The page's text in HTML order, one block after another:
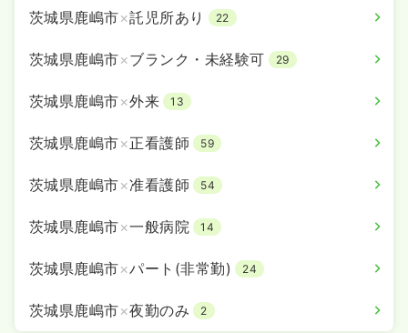
給与 22.4 万円 賞与69.1万円
時間 8:30～17:30（休憩60分）
茨城県鹿嶋市×託児所あり 22
茨城県鹿嶋市×ブランク・未経験可 29
茨城県鹿嶋市×外来 13
茨城県鹿嶋市×正看護師 59
茨城県鹿嶋市×准看護師 54
茨城県鹿嶋市×一般病院 14
茨城県鹿嶋市×パート(非常勤) 24
茨城県鹿嶋市×夜勤のみ 2